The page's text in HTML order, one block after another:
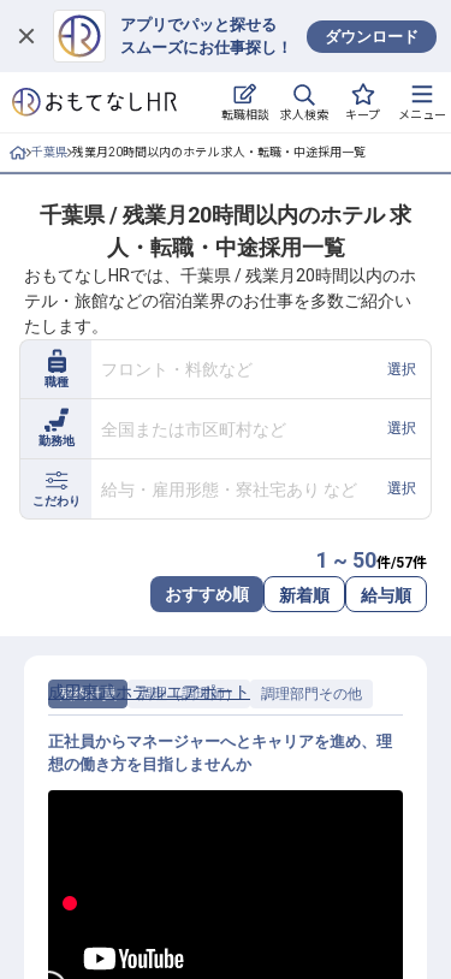
アプリでパッと探せる
スムーズにお仕事探し！
ダウンロード
転職相談 求人検索 キープ メニュー
ログイン
求人・施設を探す
就職・転職 合同説明会
おもてなしHRについて
ご利用の流れ
よくある質問
ホテル・宿泊業界情報コラム
転職サポートに申し込む
千葉県 残業月20時間以内のホテル 求人・転職・中途採用一覧
千葉県 / 残業月20時間以内のホテル 求
人・転職・中途採用一覧
おもてなしHRでは、千葉県 / 残業月20時間以内のホ
テル・旅館などの宿泊業界のお仕事を多数ご紹介い
たします。
職種
フロント・料飲など 選択
勤務地
全国または市区町村など 選択
こだわり
給与・雇用形態・寮社宅あり など 選択
1 ~ 50件/57件
おすすめ順 新着順 給与順
契約社員 調理（調理師） 調理部門その他
成田東武ホテルエアポート
正社員からマネージャーへとキャリアを進め、理
想の働き方を目指しませんか